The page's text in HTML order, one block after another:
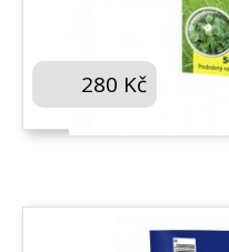
AGRO PLEVEL
280 Kč